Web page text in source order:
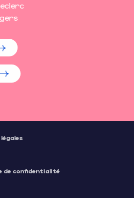
de confidentialité